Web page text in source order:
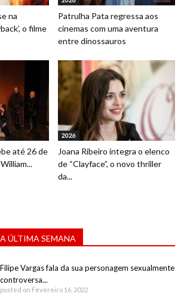
na
o filme
Patrulha Pata regressa aos
cinemas com uma aventura
entre dinossauros
até 26 de
2026
Joana Ribeiro integra o elenco
de “Clayface”, o novo thriller
da...
ÚLTIMA SEMANA
Filipe Vargas fala da sua personagem sexualmente
controversa...
posted on Fevereiro 16, 2022